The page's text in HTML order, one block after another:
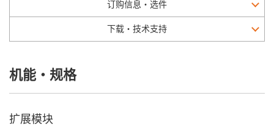
订购信息・选件
下载・技术支持
机能・规格
扩展模块